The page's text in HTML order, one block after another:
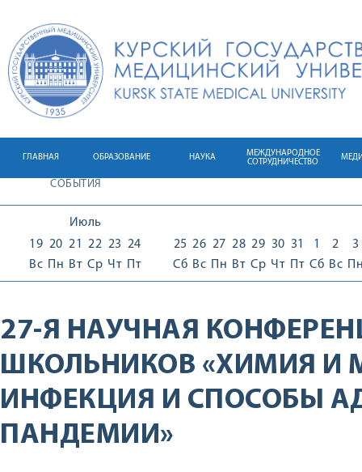
ГЛАВНАЯ ОБРАЗОВАНИЕ НАУКА
МЕЖДУНАРОДНОЕ
СОТРУДНИЧЕСТВО
СОБЫТИЯ
Июль
19
Вс
20
Пн
21
Вт
22
Ср
23
Чт
24
Пт
25
Сб
26
Вс
27
Пн
28
Вт
29
Ср
30
Чт
31
Пт
1
Сб
2
Вс
3
27-Я НАУЧНАЯ
ШКОЛЬНИКОВ «ХИМИЯ И
ИНФЕКЦИЯ И СПОСОБЫ
ПАНДЕМИИ»